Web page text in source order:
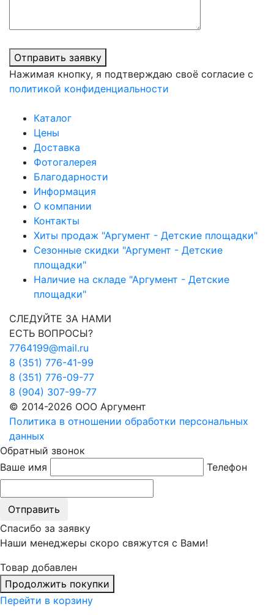
Отправить заявку
Нажимая кнопку, я подтверждаю своё согласие с
политикой конфиденциальности
Каталог
Цены
Доставка
Фотогалерея
Благодарности
Информация
О компании
Контакты
Хиты продаж "Аргумент - Детские площадки"
Сезонные скидки "Аргумент - Детские
площадки"
Наличие на складе "Аргумент - Детские
площадки"
СЛЕДУЙТЕ ЗА НАМИ
ЕСТЬ ВОПРОСЫ?
7764199@mail.ru
8 (351) 776-41-99
8 (351) 776-09-77
8 (904) 307-99-77
© 2014-2026 ООО Аргумент
Политика в отношении обработки персональных
данных
Обратный звонок
Ваше имя
Телефон
Отправить
Спасибо за заявку
Наши менеджеры скоро свяжутся с Вами!
Товар добавлен
Продолжить покупки
Перейти в корзину